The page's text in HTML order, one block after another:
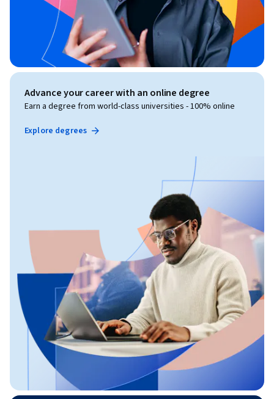
Advance your career with an online degree
Earn a degree from world-class universities - 100% online
Explore degrees